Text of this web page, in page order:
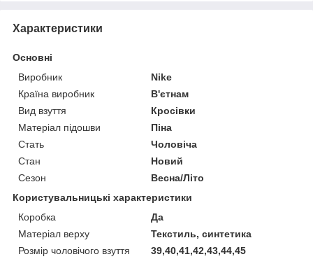
Характеристики
Основні
Виробник
Nike
Країна виробник
В'єтнам
Вид взуття
Кросівки
Матеріал підошви
Піна
Стать
Чоловіча
Стан
Новий
Сезон
Весна/Літо
Користувальницькі характеристики
Коробка
Да
Матеріал верху
Текстиль, синтетика
Розмір чоловічого взуття
39,40,41,42,43,44,45